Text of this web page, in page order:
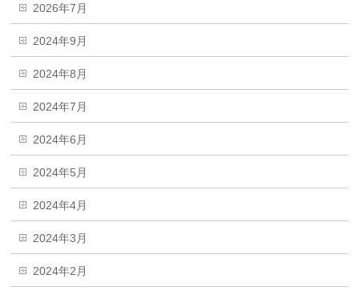
2026年7月
2024年9月
2024年8月
2024年7月
2024年6月
2024年5月
2024年4月
2024年3月
2024年2月